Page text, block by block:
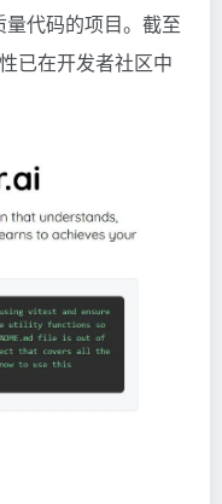
代码的项目。截至
已在开发者社区中